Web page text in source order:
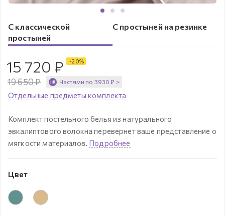
С классической
простыней
С простыней на резинке
15 720 ₽
19 650₽
-20%
Частями по 3930 ₽ >
Отдельные предметы комплекта
Комплект постельного белья из натурального
эвкалиптового волокна перевернет ваше представление о
мягкости материалов. Подробнее
Цвет